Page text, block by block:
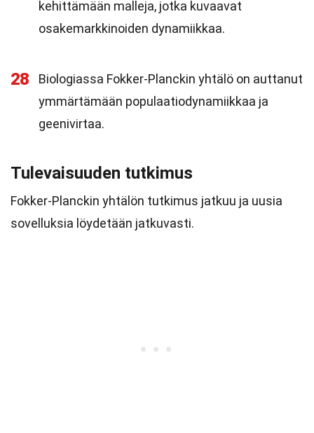
kehittämään malleja, jotka kuvaavat
osakemarkkinoiden dynamiikkaa.
28
Biologiassa Fokker-Planckin yhtälö on auttanut
ymmärtämään populaatiodynamiikkaa ja
geenivirtaa.
Tulevaisuuden tutkimus
Fokker-Planckin yhtälön tutkimus jatkuu ja uusia
sovelluksia löydetään jatkuvasti.